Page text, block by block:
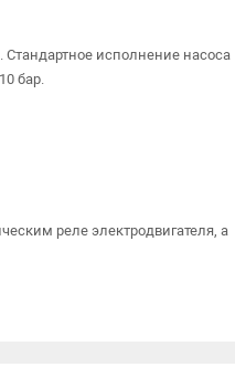
Стандартное исполнение насоса
бар.
реле электродвигателя, а